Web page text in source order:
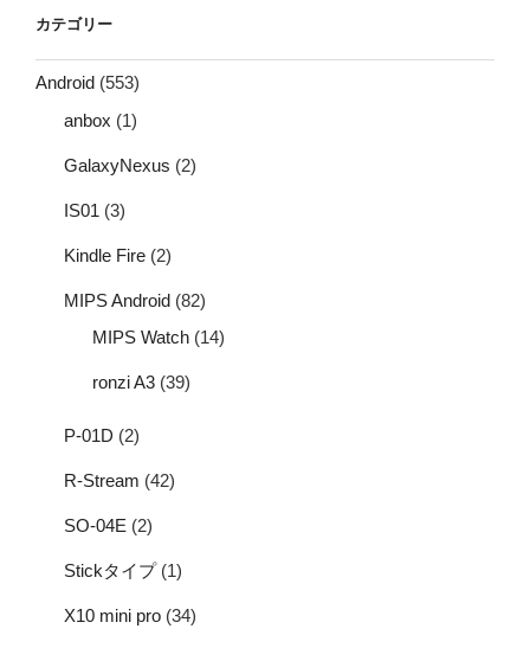
カテゴリー
Android (553)
anbox (1)
GalaxyNexus (2)
IS01 (3)
Kindle Fire (2)
MIPS Android (82)
MIPS Watch (14)
ronzi A3 (39)
P-01D (2)
R-Stream (42)
SO-04E (2)
Stickタイプ(1)
X10 mini pro (34)